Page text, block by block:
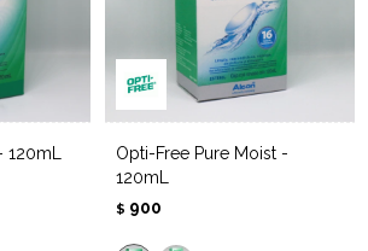
120mL
Opti-Free Pure Moist -
120mL
$ 900